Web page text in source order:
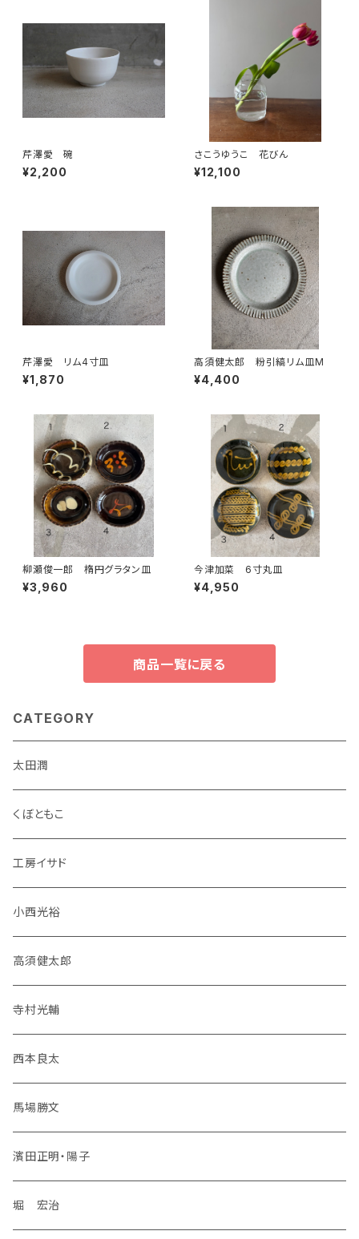
芹澤愛 碗
¥2,200
さこうゆうこ 花びん
¥12,100
芹澤愛 リム4寸皿
¥1,870
高須健太郎 粉引縞リム皿M
¥4,400
柳瀬俊一郎 楕円グラタン皿
¥3,960
今津加菜 6寸丸皿
¥4,950
商品一覧に戻る
CATEGORY
太田潤
くぼともこ
工房イサド
小西光裕
高須健太郎
寺村光輔
西本良太
馬場勝文
濱田正明・陽子
堀 宏治